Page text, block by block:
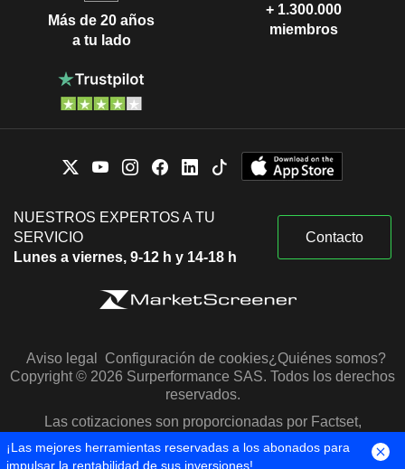
Más de 20 años
a tu lado
+ 1.300.000
miembros
NUESTROS EXPERTOS A TU
SERVICIO
Lunes a viernes, 9-12 h y 14-18 h
Contacto
Aviso legal Configuración de cookies¿Quiénes somos?
Copyright © 2026 Surperformance SAS. Todos los derechos
reservados.
Las cotizaciones son proporcionadas por Factset,
Morningstar y S&P Capital IQ
¡Las mejores herramientas reservadas a los abonados para
impulsar la rentabilidad de sus inversiones!